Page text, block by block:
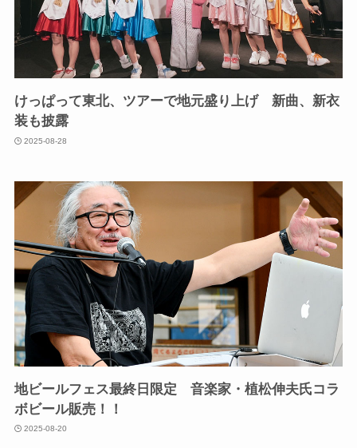
けっぱって東北、ツアーで地元盛り上げ 新曲、新衣
装も披露
2025-08-28
地ビールフェス最終日限定 音楽家・植松伸夫氏コラ
ボビール販売！！
2025-08-20